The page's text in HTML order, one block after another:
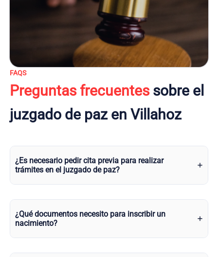
FAQS
Preguntas frecuentessobre el
juzgado de paz en Villahoz
¿Es necesario pedir cita previa para realizar
trámites en el juzgado de paz?
¿Qué documentos necesito para inscribir un
nacimiento?